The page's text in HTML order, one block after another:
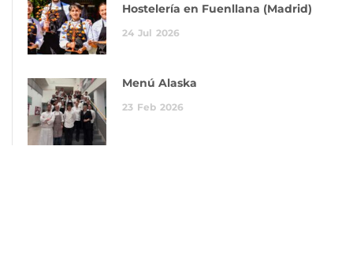
Hostelería en Fuenllana (Madrid)
24 Jul 2026
Menú Alaska
23 Feb 2026